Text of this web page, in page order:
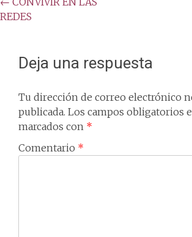
Post
navigation
REDES
Deja una respuesta
Tu dirección de correo electrónico
publicada. Los campos obligatorios
marcados con *
Comentario *